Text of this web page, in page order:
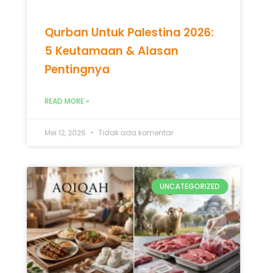
Qurban Untuk Palestina 2026:
5 Keutamaan & Alasan
Pentingnya
READ MORE »
Mei 12, 2026 Tidak ada komentar
UNCATEGORIZED